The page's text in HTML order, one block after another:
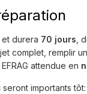
durera 70 jours ,
complet, remplir
attendue en
importants